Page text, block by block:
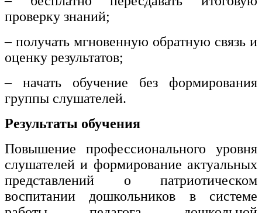
проверку знаний;
– получать мгновенную обратную связь и
оценку результатов;
– начать обучение без формирования
группы слушателей.
Результаты обучения
Повышение профессионального уровня
слушателей и формирование актуальных
представлений о патриотическом
воспитании дошкольников в системе